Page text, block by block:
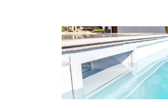
Nettoyer
efficacement
les
skimmers
piscine